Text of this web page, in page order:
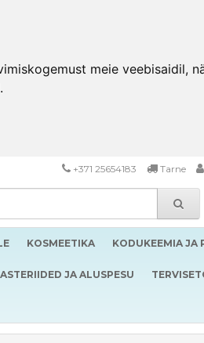
meie veebisaidil,
+371 25654183 Tarne
KOSMEETIKA KODUKEEMIA JA
JA ALUSPESU